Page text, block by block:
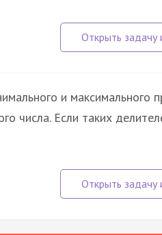
и максимального
числа. Если таких